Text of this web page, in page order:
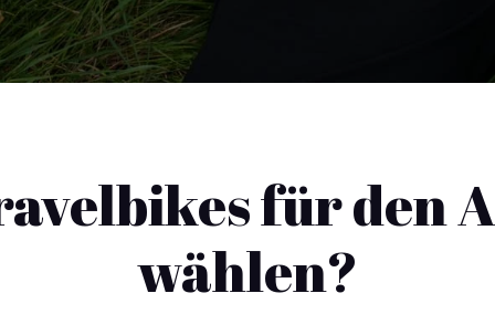
für den
wählen?